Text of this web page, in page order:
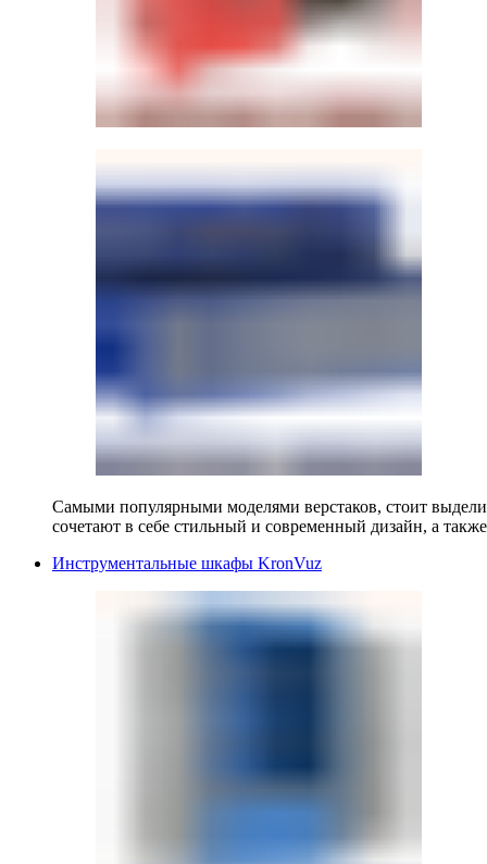
Самыми популярными моделями верстаков, стоит
сочетают в себе стильный и современный дизайн, а
Инструментальные шкафы KronVuz